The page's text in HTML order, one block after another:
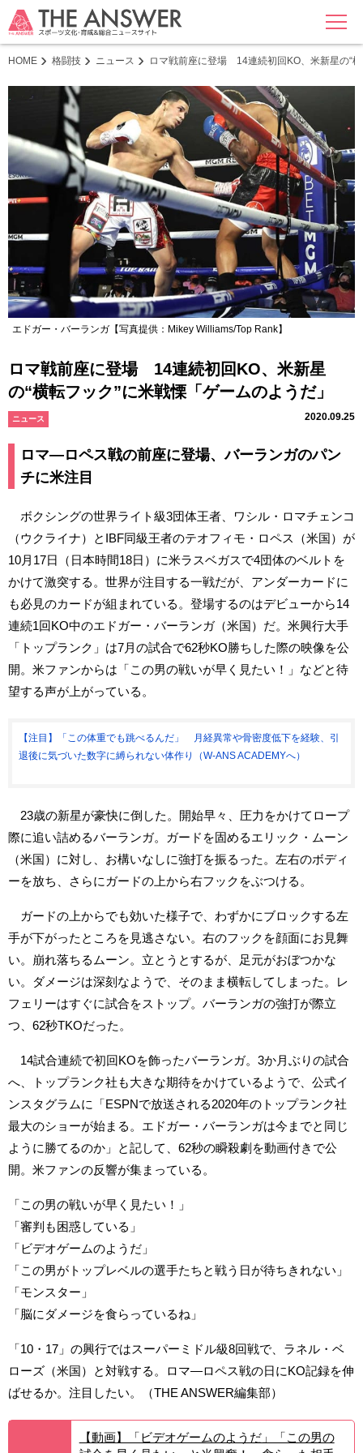
MENU
HOME 格闘技 ニュース ロマ戦前座に登場 14連続初回KO、米新星の“
エドガー・バーランガ【写真提供：Mikey Williams/Top Rank】
ロマ戦前座に登場 14連続初回KO、米新星
の“横転フック”に米戦慄「ゲームのようだ」
ニュース 2020.09.25
ロマ―ロペス戦の前座に登場、バーランガのパン
チに米注目
ボクシングの世界ライト級3団体王者、ワシル・ロマチェンコ
（ウクライナ）とIBF同級王者のテオフィモ・ロペス（米国）が
10月17日（日本時間18日）に米ラスベガスで4団体のベルトを
かけて激突する。世界が注目する一戦だが、アンダーカードに
も必見のカードが組まれている。登場するのはデビューから14
連続1回KO中のエドガー・バーランガ（米国）だ。米興行大手
「トップランク」は7月の試合で62秒KO勝ちした際の映像を公
開。米ファンからは「この男の戦いが早く見たい！」などと待
望する声が上がっている。
【注目】「この体重でも跳べるんだ」 月経異常や骨密度低下を経験、引
退後に気づいた数字に縛られない体作り（W-ANS ACADEMYへ）
23歳の新星が豪快に倒した。開始早々、圧力をかけてロープ
際に追い詰めるバーランガ。ガードを固めるエリック・ムーン
（米国）に対し、お構いなしに強打を振るった。左右のボディ
ーを放ち、さらにガードの上から右フックをぶつける。
ガードの上からでも効いた様子で、わずかにブロックする左
手が下がったところを見逃さない。右のフックを顔面にお見舞
い。崩れ落ちるムーン。立とうとするが、足元がおぼつかな
い。ダメージは深刻なようで、そのまま横転してしまった。レ
フェリーはすぐに試合をストップ。バーランガの強打が際立
つ、62秒TKOだった。
14試合連続で初回KOを飾ったバーランガ。3か月ぶりの試合
へ、トップランク社も大きな期待をかけているようで、公式イ
ンスタグラムに「ESPNで放送される2020年のトップランク社
最大のショーが始まる。エドガー・バーランガは今までと同じ
ように勝てるのか」と記して、62秒の瞬殺劇を動画付きで公
開。米ファンの反響が集まっている。
「この男の戦いが早く見たい！」
「審判も困惑している」
「ビデオゲームのようだ」
「この男がトップレベルの選手たちと戦う日が待ちきれない」
「モンスター」
「脳にダメージを食らっているね」
「10・17」の興行ではスーパーミドル級8回戦で、ラネル・ベ
ローズ（米国）と対戦する。ロマ―ロペス戦の日にKO記録を伸
ばせるか。注目したい。（THE ANSWER編集部）
【動画】「ビデオゲームのようだ」「この男の